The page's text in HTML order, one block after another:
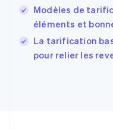
Modèles de
éléments et
La tarification
pour relier les
FrançaisEnglish
Gibraltar
English
Grèce